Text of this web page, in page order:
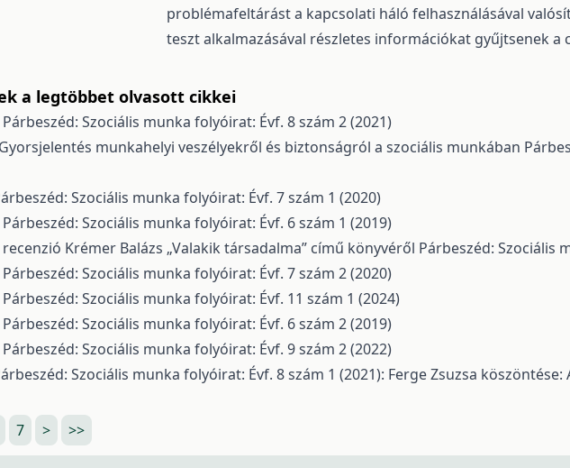
problémafeltárást a kapcsolati háló felhasználásával
teszt alkalmazásával részletes információkat gyűjtsenek a
a legtöbbet olvasott cikkei
Párbeszéd: Szociális munka folyóirat: Évf. 8 szám 2 (2021)
Gyorsjelentés munkahelyi veszélyekről és biztonságról a szociális munkában
Szociális munka folyóirat: Évf. 7 szám 1 (2020)
Párbeszéd: Szociális munka folyóirat: Évf. 6 szám 1 (2019)
Krémer Balázs „Valakik társadalma” című könyvéről Párbeszéd: Szociális
Párbeszéd: Szociális munka folyóirat: Évf. 7 szám 2 (2020)
Párbeszéd: Szociális munka folyóirat: Évf. 11 szám 1 (2024)
Párbeszéd: Szociális munka folyóirat: Évf. 6 szám 2 (2019)
Párbeszéd: Szociális munka folyóirat: Évf. 9 szám 2 (2022)
Szociális munka folyóirat: Évf. 8 szám 1 (2021): Ferge Zsuzsa
7 > >>